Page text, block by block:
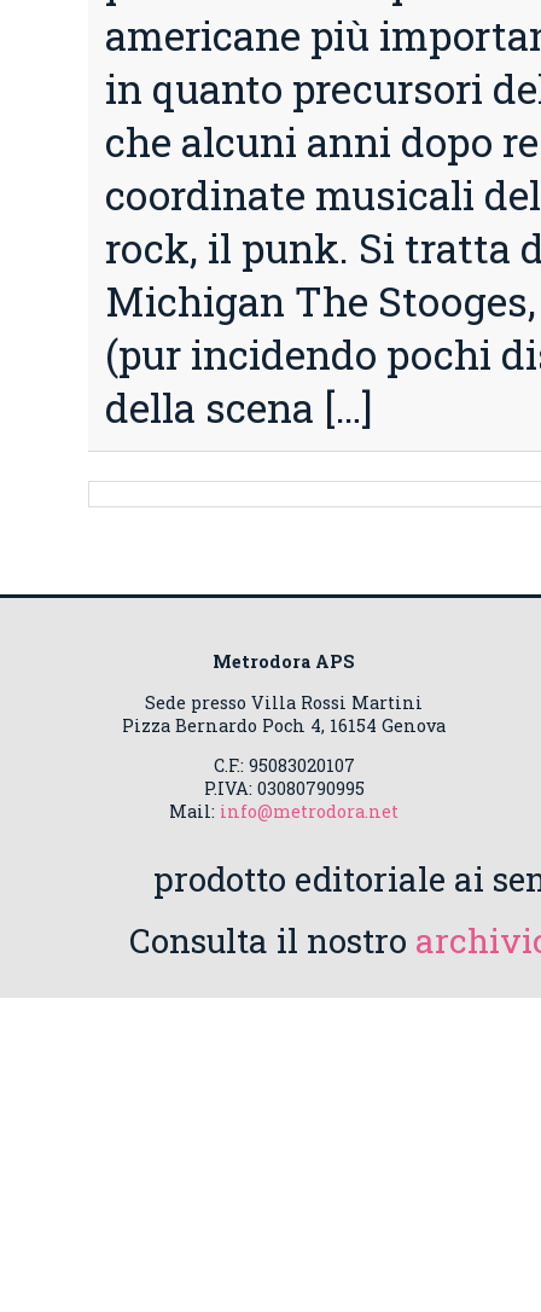
americane più
in quanto precursori
che alcuni anni dopo
coordinate musicali
rock, il punk. Si tratta
Michigan The
(pur incidendo pochi
della scena […]
Metrodora APS
Sede presso Villa Rossi Martini
Pizza Bernardo Poch 4, 16154 Genova
C.F.: 95083020107
P.IVA: 03080790995
Mail: info@metrodora.net
prodotto editoriale ai
Consulta il nostro